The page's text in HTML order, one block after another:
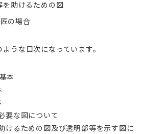
助けるための図
の場合
うな目次になっています。
本
要な図について
けるための図及び透明部等を示す図に